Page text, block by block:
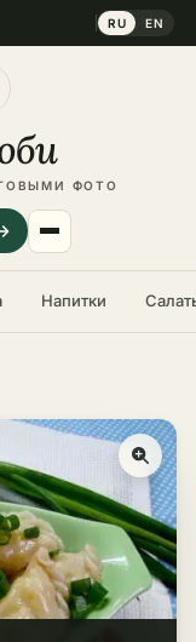
RU EN
ФОТО
Напитки